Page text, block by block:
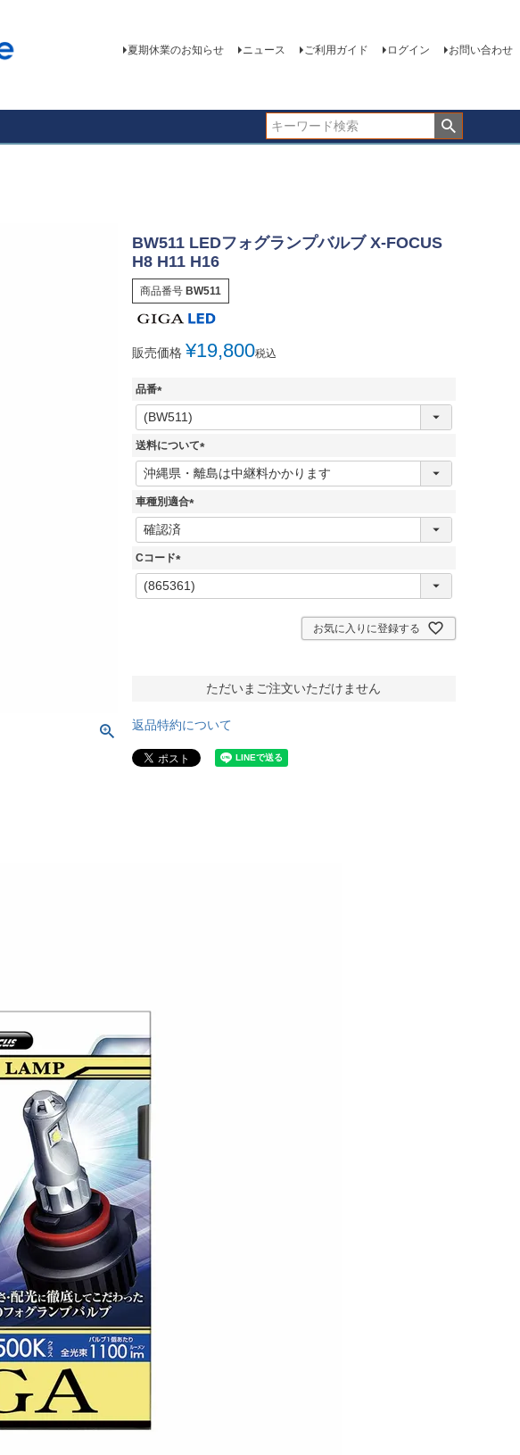
夏期休業のお知らせ ニュース ご利用ガイド ログイン お問い合わせ
BW511 LEDフォグランプバルブ X-FOCUS
H8 H11 H16
商品番号 BW511
販売価格 ¥19,800税込
品番
(
必
須
送料について
(
必
車種別適合
(
Cコード
(
必
お気に入りに登録する
ただいまご注文いただけません
返品特約について